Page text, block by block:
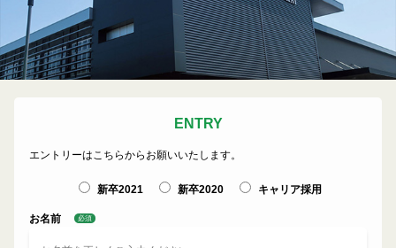
ENTRY
エントリーはこちらからお願いいたします。
新卒2021 新卒2020 キャリア採用
お名前 必須